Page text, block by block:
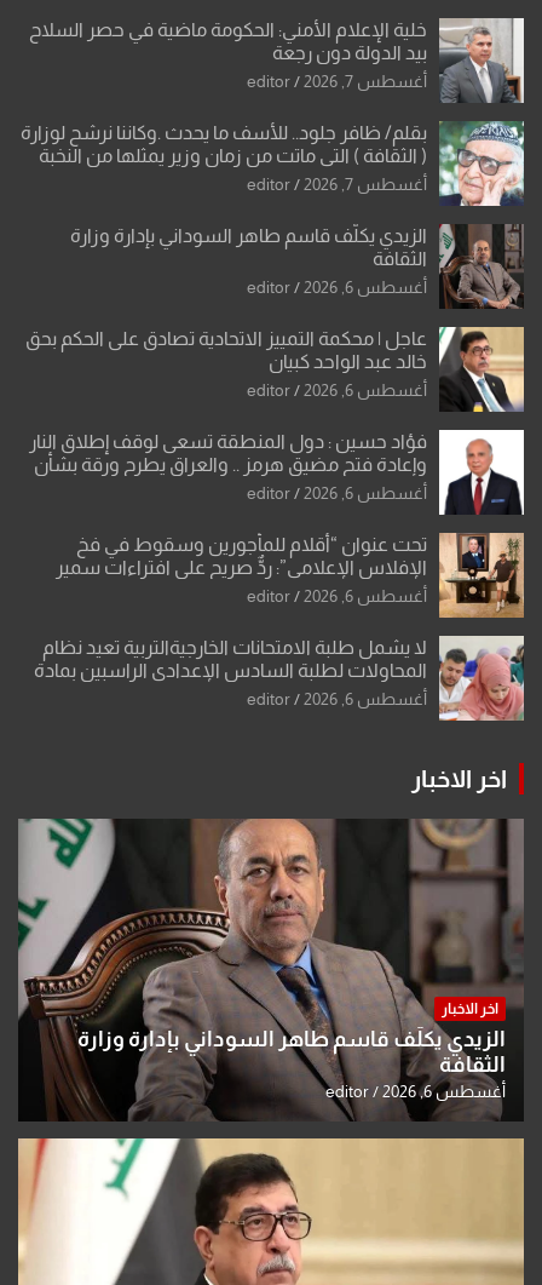
خلية الإعلام الأمني: الحكومة ماضية في حصر السلاح
بيد الدولة دون رجعة
أغسطس 7, 2026 editor
بقلم/ ظافر جلود.. للأسف ما يحدث .وكاننا نرشح لوزارة
( الثقافة ) التي ماتت من زمان وزير يمثلها من النخبة
والإرث العظيم للثقافة العراقية..
أغسطس 7, 2026 editor
الزيدي يكلّف قاسم طاهر السوداني بإدارة وزارة
الثقافة
أغسطس 6, 2026 editor
عاجل | محكمة التمييز الاتحادية تصادق على الحكم بحق
خالد عبد الواحد كبيان
أغسطس 6, 2026 editor
فؤاد حسين : دول المنطقة تسعى لوقف إطلاق النار
وإعادة فتح مضيق هرمز .. والعراق يطرح ورقة بشأن
تحولات القدس
أغسطس 6, 2026 editor
تحت عنوان “أقلام للمأجورين وسقوط في فخ
الإفلاس الإعلامي”: ردٌّ صريح على افتراءات سمير
الشكرجي
أغسطس 6, 2026 editor
لا يشمل طلبة الامتحانات الخارجيةالتربية تعيد نظام
المحاولات لطلبة السادس الإعدادي الراسبين بمادة
أو مادتين
أغسطس 6, 2026 editor
اخر الاخبار
اخر الاخبار
الزيدي يكلّف قاسم طاهر السوداني بإدارة وزارة
الثقافة
أغسطس 6, 2026 editor